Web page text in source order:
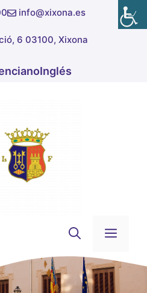
info@xixona.es
6 03100, Xixona
Inglés